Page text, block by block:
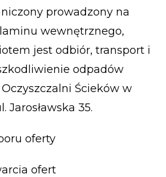
prowadzony na
wewnętrznego,
jest odbiór, transport i
odpadów
Ścieków w
Jarosławska 35.
oferty
ofert